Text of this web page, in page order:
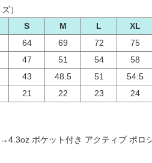
）
S M L XL
64 69 72 75
47 51 54 58
43 48.5 51 54.5
21 22 23 24
→4.3oz ポケット付き アクティブ ポロ